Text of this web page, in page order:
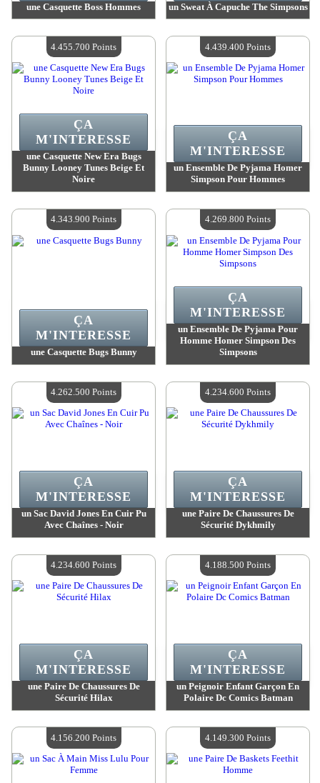
une Casquette Boss Hommes
Quantité Disponible :4
un Sweat À Capuche The Simpsons
Quantité Disponible :4
une Casquette New Era Bugs
Bunny Looney Tunes Beige Et
Noire
Quantité Disponible :4
ÇA
M'INTERESSE
4.455.700 Points
un Ensemble De Pyjama Homer
Simpson Pour Hommes
Quantité Disponible :4
ÇA
M'INTERESSE
4.439.400 Points
une Casquette Bugs Bunny
Quantité Disponible :4
ÇA
M'INTERESSE
4.343.900 Points
un Ensemble De Pyjama Pour
Homme Homer Simpson Des
Simpsons
Quantité Disponible :4
ÇA
M'INTERESSE
4.269.800 Points
un Sac David Jones En Cuir Pu
Avec Chaînes - Noir
Quantité Disponible :4
ÇA
M'INTERESSE
4.262.500 Points
une Paire De Chaussures De
Sécurité Dykhmily
Quantité Disponible :4
ÇA
M'INTERESSE
4.234.600 Points
une Paire De Chaussures De
Sécurité Hilax
Quantité Disponible :4
ÇA
M'INTERESSE
4.234.600 Points
un Peignoir Enfant Garçon En
Polaire Dc Comics Batman
Quantité Disponible :4
ÇA
M'INTERESSE
4.188.500 Points
4.156.200 Points 4.149.300 Points